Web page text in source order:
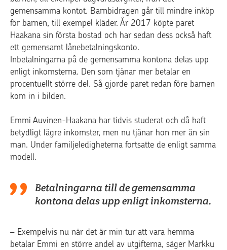
gemensamma kontot. Barnbidragen går till mindre inköp
för barnen, till exempel kläder. År 2017 köpte paret
Haakana sin första bostad och har sedan dess också haft
ett gemensamt lånebetalningskonto.
Inbetalningarna på de gemensamma kontona delas upp
enligt inkomsterna. Den som tjänar mer betalar en
procentuellt större del. Så gjorde paret redan före barnen
kom in i bilden.
Emmi Auvinen-Haakana har tidvis studerat och då haft
betydligt lägre inkomster, men nu tjänar hon mer än sin
man. Under familjeledigheterna fortsatte de enligt samma
modell.
Betalningarna till de gemensamma
kontona delas upp enligt inkomsterna.
– Exempelvis nu när det är min tur att vara hemma
betalar Emmi en större andel av utgifterna, säger Markku